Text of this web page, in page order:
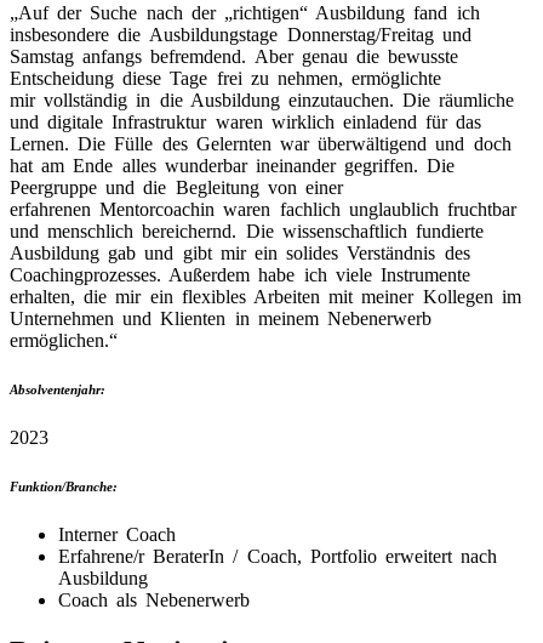
„Auf der Suche nach der „richtigen“ Ausbildung fand ich
insbesondere die Ausbildungstage Donnerstag/Freitag und
Samstag anfangs befremdend. Aber genau die bewusste
Entscheidung diese Tage frei zu nehmen, ermöglichte
mir vollständig in die Ausbildung einzutauchen. Die räumliche
und digitale Infrastruktur waren wirklich einladend für das
Lernen. Die Fülle des Gelernten war überwältigend und doch
hat am Ende alles wunderbar ineinander gegriffen. Die
Peergruppe und die Begleitung von einer
erfahrenen Mentorcoachin waren fachlich unglaublich fruchtbar
und menschlich bereichernd. Die wissenschaftlich fundierte
Ausbildung gab und gibt mir ein solides Verständnis des
Coachingprozesses. Außerdem habe ich viele Instrumente
erhalten, die mir ein flexibles Arbeiten mit meiner Kollegen im
Unternehmen und Klienten in meinem Nebenerwerb
ermöglichen.“
Absolventenjahr:
2023
Funktion/Branche:
Interner Coach
Erfahrene/r BeraterIn / Coach, Portfolio erweitert nach
Ausbildung
Coach als Nebenerwerb